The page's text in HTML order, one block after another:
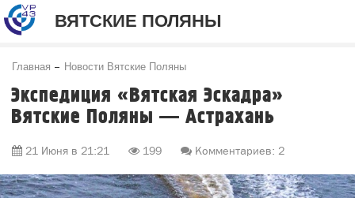
ВЯТСКИЕ ПОЛЯНЫ
Главная Новости Вятские Поляны
Экспедиция «Вятская Эскадра»
Вятские Поляны — Астрахань
21 Июня в 21:21 199 Комментариев: 2